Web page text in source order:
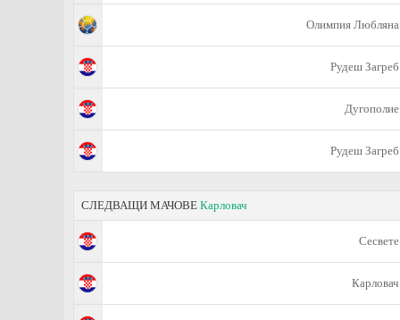
Олимпия Любляна
Рудеш Загреб
Дугополие
Рудеш Загреб
СЛЕДВАЩИ МАЧОВЕ Карловач
Сесвете
Карловач